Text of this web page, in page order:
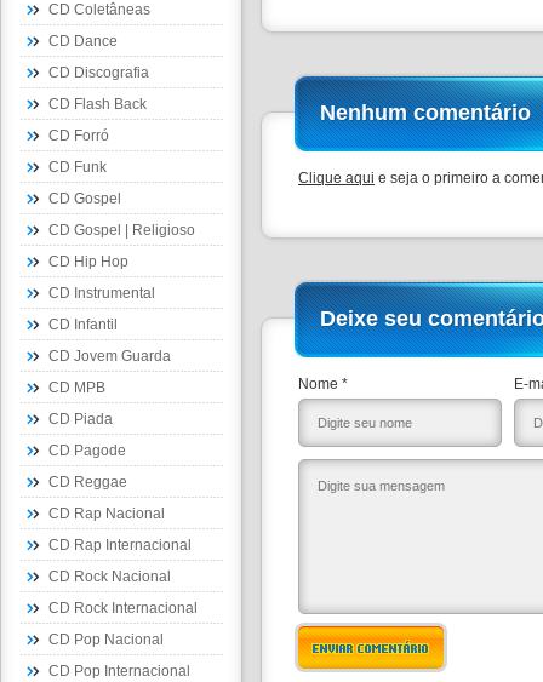
CD Coletâneas
CD Dance
CD Discografia
CD Flash Back
CD Forró
CD Funk
CD Gospel
CD Gospel | Religioso
CD Hip Hop
CD Instrumental
CD Infantil
CD Jovem Guarda
CD MPB
CD Piada
CD Pagode
CD Reggae
CD Rap Nacional
CD Rap Internacional
CD Rock Nacional
CD Rock Internacional
CD Pop Nacional
CD Pop Internacional
Nenhum comentário
Clique aqui e seja o primeiro a
Deixe seu
Nome * E-
ENVIAR COMENTÁRIO